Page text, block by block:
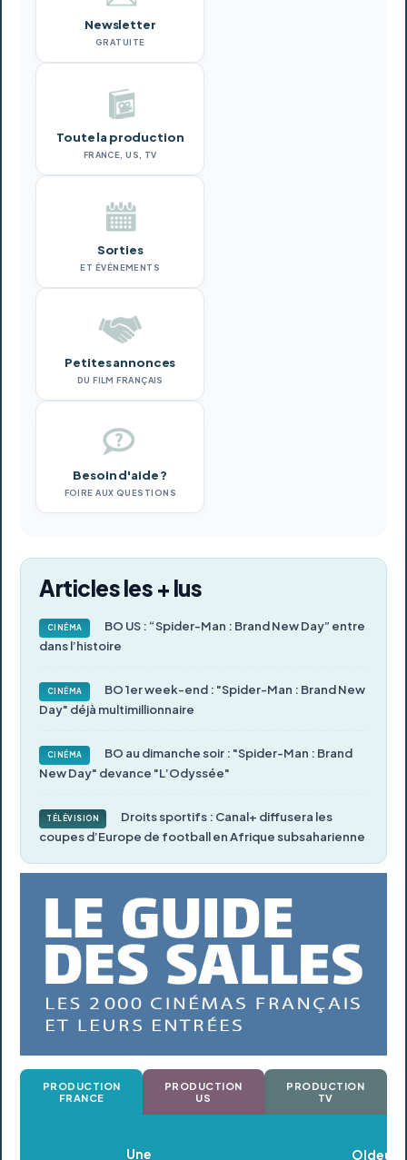
Newsletter
GRATUITE
Toute la production
FRANCE, US, TV
Sorties
ET ÉVÉNEMENTS
Petites annonces
DU FILM FRANÇAIS
Besoin d'aide ?
FOIRE AUX QUESTIONS
Articles les + lus
CINÉMA
BO US : “Spider-Man : Brand New Day” entre
dans l’histoire
CINÉMA
BO 1er week-end : "Spider-Man : Brand New
Day" déjà multimillionnaire
CINÉMA
BO au dimanche soir : "Spider-Man : Brand
New Day" devance "L’Odyssée"
TÉLÉVISION
Droits sportifs : Canal+ diffusera les
coupes d’Europe de football en Afrique subsaharienne
PRODUCTION
FRANCE
PRODUCTION
US
PRODUCTION
TV
Oldeupe